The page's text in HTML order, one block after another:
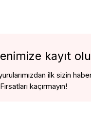
kayıt
ilk sizin
Fırsatları kaçırmayın!